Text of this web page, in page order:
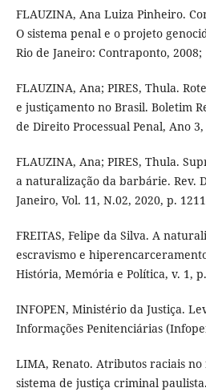
FLAUZINA, Ana Luiza Pinheiro.
O sistema penal e o projeto
Rio de Janeiro: Contraponto, 2008;
FLAUZINA, Ana; PIRES, Thula.
e justiçamento no Brasil. Boletim
de Direito Processual Penal, Ano 3,
FLAUZINA, Ana; PIRES, Thula.
a naturalização da barbárie. Rev.
Janeiro, Vol. 11, N.02, 2020, p.
FREITAS, Felipe da Silva. A
escravismo e
História, Memória e Política, v. 1,
INFOPEN, Ministério da Justiça.
Informações Penitenciárias
LIMA, Renato. Atributos raciais
sistema de justiça criminal